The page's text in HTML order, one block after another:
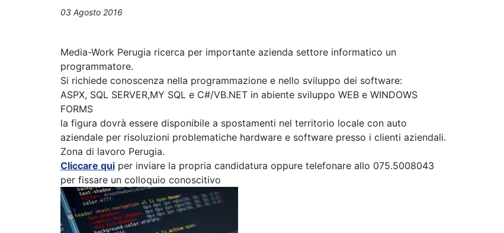
03 Agosto 2016
Media-Work Perugia ricerca per importante azienda settore informatico un
programmatore.
Si richiede conoscenza nella programmazione e nello sviluppo dei software:
ASPX, SQL SERVER,MY SQL e C#/VB.NET in abiente sviluppo WEB e WINDOWS
FORMS
la figura dovrà essere disponibile a spostamenti nel territorio locale con auto
aziendale per risoluzioni problematiche hardware e software presso i clienti aziendali.
Zona di lavoro Perugia.
Cliccare qui per inviare la propria candidatura oppure telefonare allo 075.5008043
per fissare un colloquio conoscitivo